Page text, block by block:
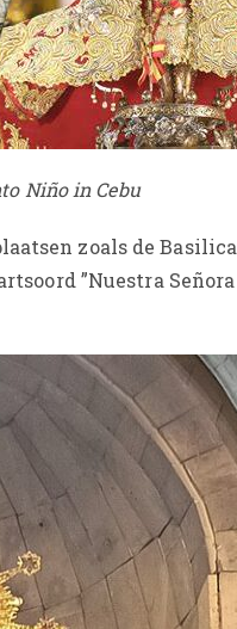
Niño in Cebu
zoals de
”Nuestra